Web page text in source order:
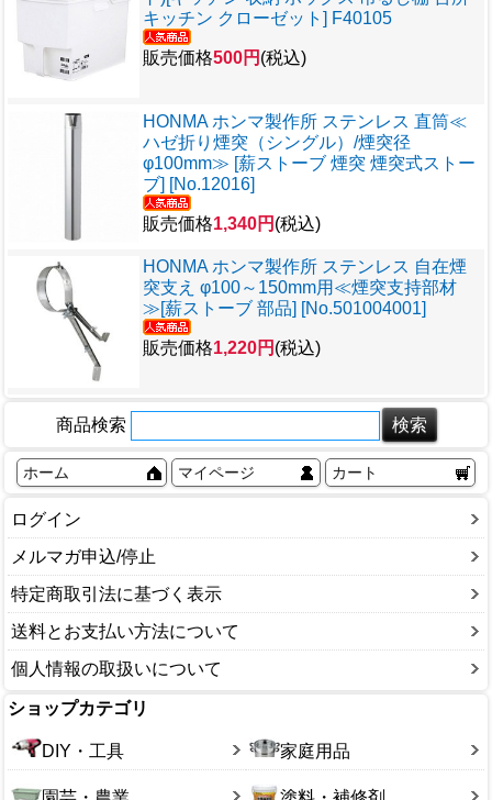
キッチン クローゼット] F40105
販売価格500円 (税込)
HONMA ホンマ製作所 ステンレス 直筒≪
ハゼ折り煙突（シングル）/煙突径
φ100mm≫ [薪ストーブ 煙突 煙突式ストー
ブ] [No.12016]
販売価格1,340円 (税込)
HONMA ホンマ製作所 ステンレス 自在煙
突支え φ100～150mm用≪煙突支持部材
≫[薪ストーブ 部品] [No.501004001]
販売価格1,220円 (税込)
商品検索
ホーム マイページ カート
ログイン
メルマガ申込/停止
特定商取引法に基づく表示
送料とお支払い方法について
個人情報の取扱いについて
ショップカテゴリ
DIY・工具 家庭用品